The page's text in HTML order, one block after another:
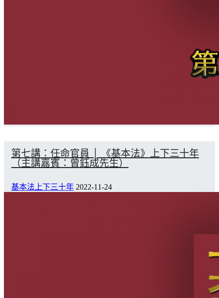
第七講：任命官員 │ 《基本法》上下三十年
（主講嘉賓：曾鈺成先生）
基本法上下三十年 2022-11-24